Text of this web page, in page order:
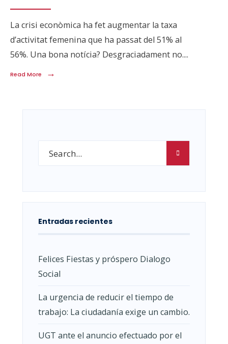
La crisi econòmica ha fet augmentar la taxa
d’activitat femenina que ha passat del 51% al
56%. Una bona notícia? Desgraciadament no....
Read More →
Entradas recientes
Felices Fiestas y próspero Dialogo
Social
La urgencia de reducir el tiempo de
trabajo: La ciudadanía exige un cambio.
UGT ante el anuncio efectuado por el